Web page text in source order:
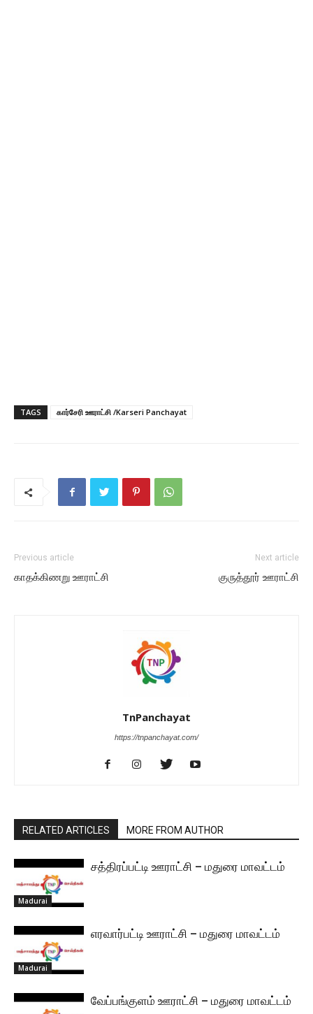
TAGS கார்சேரி ஊராட்சி /Karseri Panchayat
Previous article
காதக்கிணறு ஊராட்சி
Next article
குருத்தூர் ஊராட்சி
TnPanchayat
https://tnpanchayat.com/
RELATED ARTICLES MORE FROM AUTHOR
Madurai
சத்திரப்பட்டி ஊராட்சி – மதுரை மாவட்டம்
Madurai
எரவார்பட்டி ஊராட்சி – மதுரை மாவட்டம்
வேப்பங்குளம் ஊராட்சி – மதுரை மாவட்டம்